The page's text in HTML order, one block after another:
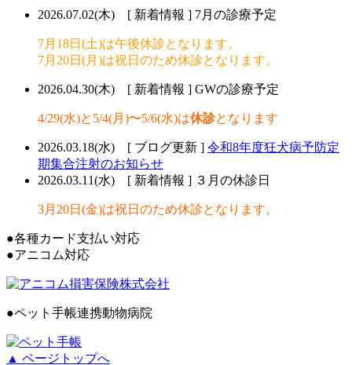
2026.07.02(木) [ 新着情報 ] 7月の診療予定
7月18日(土)は午後休診となります。
7月20日(月)は祝日のため休診となります。
2026.04.30(木) [ 新着情報 ] GWの診療予定
4/29(水)と5/4(月)〜5/6(水)は休診となります
2026.03.18(水) [ ブログ更新 ] 令和8年度狂犬病予防定
期集合注射のお知らせ
2026.03.11(水) [ 新着情報 ] ３月の休診日
3月20日(金)は祝日のため休診となります。
●各種カード支払い対応
●アニコム対応
●ペット手帳連携動物病院
▲ ページトップへ